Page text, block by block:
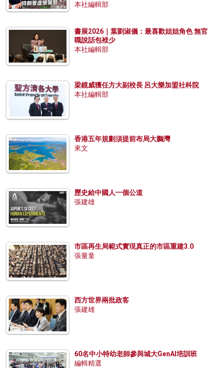
本社編輯部
書展2026｜葉劉淑儀：最喜歡姐姐角色 無官
職說話包袱少
本社編輯部
梁鏡威獲任方大副校長 呂大樂加盟社科院
本社編輯部
香港五年規劃須提前布局大鵬灣
來文
歷史給中國人一個公道
張建雄
市區再生局範式實現真正的市區重建3.0
張量童
西方世界兩批政客
張建雄
60名中小特幼老師參與城大GenAI培訓班
編輯精選